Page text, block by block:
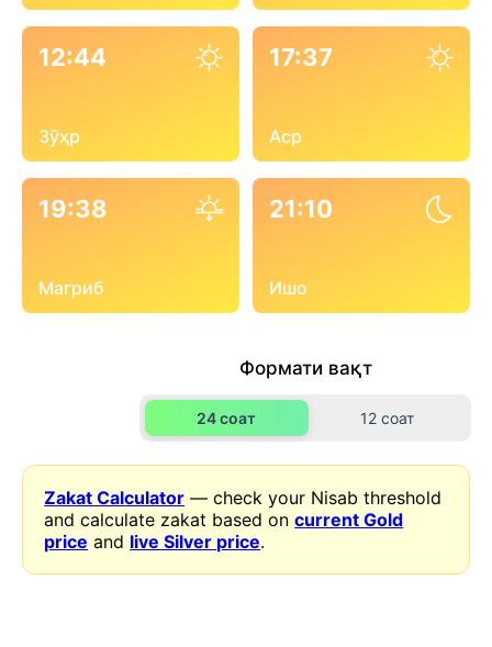
12:44
Зӯҳр
17:37
Аср
19:38
Магриб
21:10
Ишо
Формати вақт
24 соат 12 соат
Zakat Calculator — check your Nisab threshold
and calculate zakat based oncurrent Gold
price and live Silver price.